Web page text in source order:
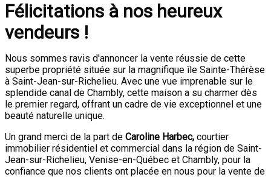
Félicitations à nos heureux
vendeurs !
Nous sommes ravis d'annoncer la vente réussie de cette
superbe propriété située sur la magnifique île Sainte-Thérèse
à Saint-Jean-sur-Richelieu. Avec une vue imprenable sur le
splendide canal de Chambly, cette maison a su charmer dès
le premier regard, offrant un cadre de vie exceptionnel et une
beauté naturelle unique.
Un grand merci de la part de Caroline Harbec, courtier
immobilier résidentiel et commercial dans la région de Saint-
Jean-sur-Richelieu, Venise-en-Québec et Chambly, pour la
confiance que nos clients ont placée en nous pour la vente de